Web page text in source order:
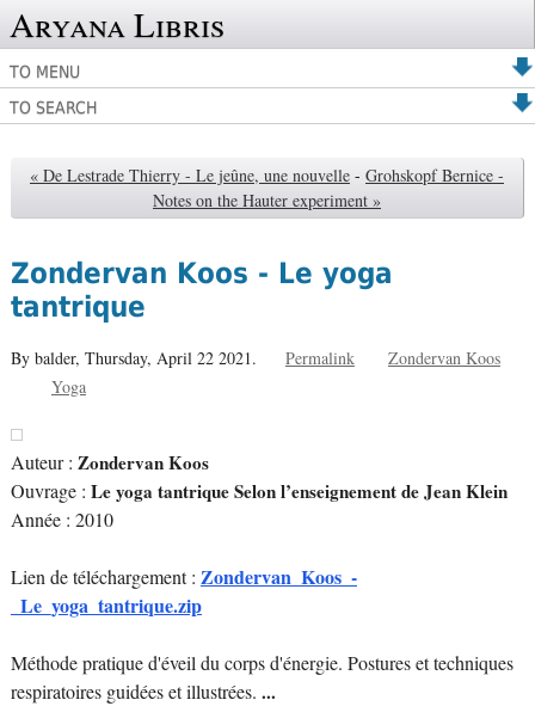
Aryana Libris
TO MENU
TO SEARCH
« De Lestrade Thierry - Le jeûne, une nouvelle - Grohskopf Bernice -
Notes on the Hauter experiment »
Zondervan Koos - Le yoga
tantrique
By balder, Thursday, April 22 2021. Permalink
Zondervan Koos
Yoga
Auteur : Zondervan Koos
Ouvrage : Le yoga tantrique Selon l’enseignement de Jean Klein
Année : 2010
Lien de téléchargement : Zondervan_Koos_-
_Le_yoga_tantrique.zip
Méthode pratique d'éveil du corps d'énergie. Postures et techniques
respiratoires guidées et illustrées. ...